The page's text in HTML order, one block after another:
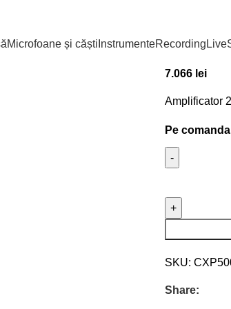
Microfoane și căști InstrumenteRecording Live
7.066 lei
Amplificator
Pe
SKU:
Share: